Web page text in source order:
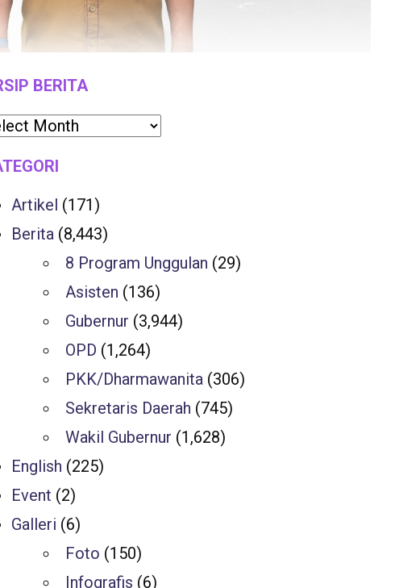
BERITA
Artikel (171)
Berita (8,443)
8 Program Unggulan (29)
Asisten (136)
Gubernur (3,944)
OPD (1,264)
PKK/Dharmawanita (306)
Sekretaris Daerah (745)
Wakil Gubernur (1,628)
English (225)
Event (2)
Galleri (6)
Foto (150)
Infografis (6)